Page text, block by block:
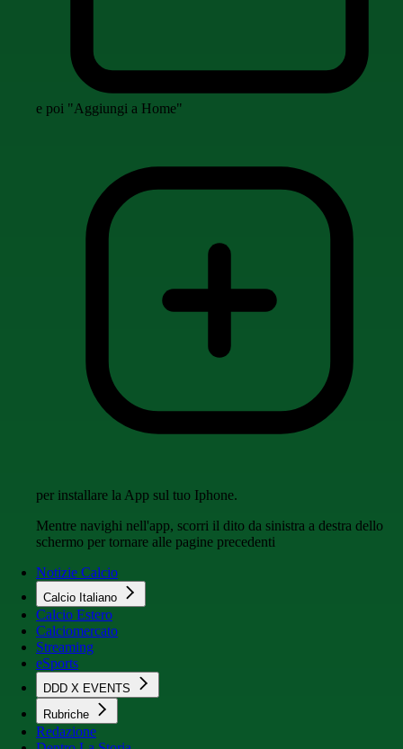
e poi "Aggiungi a Home"
per installare la App sul tuo Iphone.
Mentre navighi nell'app, scorri il dito da sinistra a destra dello
schermo per tornare alle pagine precedenti
Notizie Calcio
Calcio Italiano
Calcio Estero
Calciomercato
Streaming
eSports
DDD X EVENTS
Rubriche
Redazione